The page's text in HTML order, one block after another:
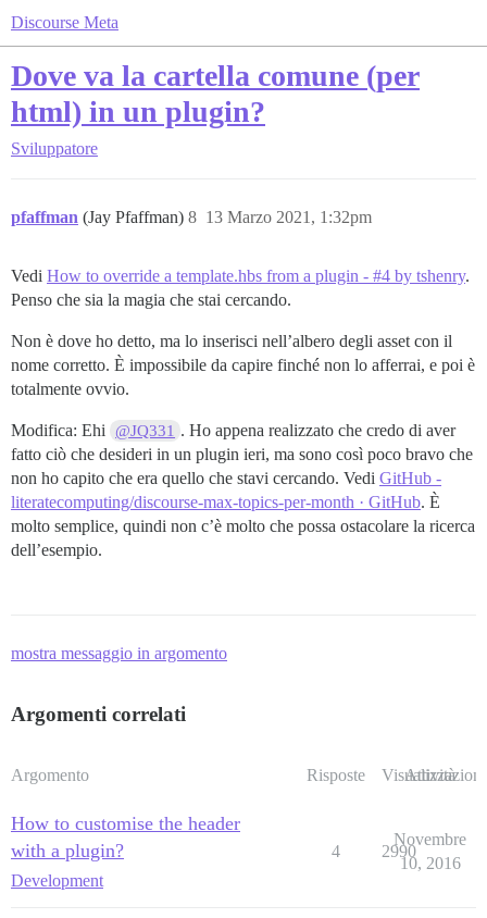
Discourse Meta
Dove va la cartella comune (per
html) in un plugin?
Sviluppatore
pfaffman (Jay Pfaffman) 13 Marzo 2021, 1:32pm
8
Vedi How to override a template.hbs from a plugin - #4 by tshenry.
Penso che sia la magia che stai cercando.
Non è dove ho detto, ma lo inserisci nell’albero degli asset con il
nome corretto. È impossibile da capire finché non lo afferrai, e poi è
totalmente ovvio.
Modifica: Ehi @JQ331 . Ho appena realizzato che credo di aver
fatto ciò che desideri in un plugin ieri, ma sono così poco bravo che
non ho capito che era quello che stavi cercando. Vedi GitHub -
literatecomputing/discourse-max-topics-per-month · GitHub. È
molto semplice, quindi non c’è molto che possa ostacolare la ricerca
dell’esempio.
mostra messaggio in argomento
Argomenti correlati
Argomento Risposte Visualizzazioni
Attività
How to customise the header
with a plugin?
Development
4 2990
Novembre
10, 2016